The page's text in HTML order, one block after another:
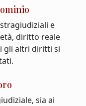
e
diritto reale
gli altri diritti si
sia ai